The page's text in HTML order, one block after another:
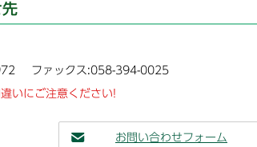
ファックス:058-394-0025
いにご注意ください!
お問い合わせフォーム